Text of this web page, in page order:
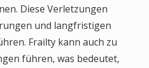
Diese Verletzungen
und langfristigen
Frailty kann auch zu
führen, was bedeutet,